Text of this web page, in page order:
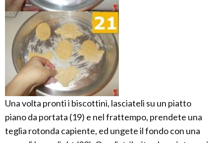
Una volta pronti i biscottini, lasciateli su un piatto
piano da portata (19) e nel frattempo, prendete una
teglia rotonda capiente, ed ungete il fondo con una